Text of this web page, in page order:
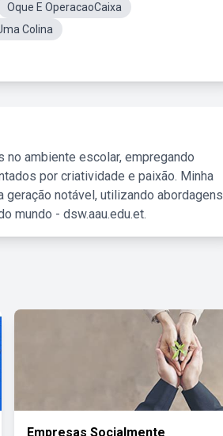
Oque E OperacaoCaixa
Colina
ambiente escolar, empregando
por criatividade e paixão. Minha
notável, utilizando abordagens
mundo - dsw.aau.edu.et.
Empresas Socialmente